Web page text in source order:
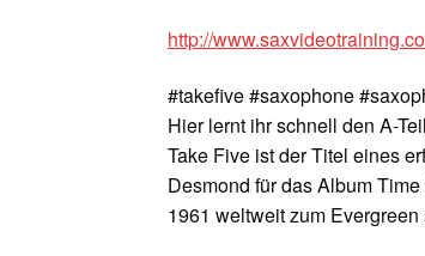
http://
#takefive #saxophone
Hier lernt ihr schnell den A-
Take Five ist der Titel eines
Desmond für das Album
1961 weltweit zum Evergreen